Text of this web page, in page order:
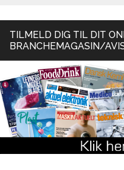
TILMELD DIG TIL DIT
BRANCHEMAGASIN/